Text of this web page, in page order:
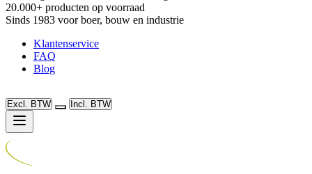
20.000+ producten op voorraad
Sinds 1983 voor boer, bouw en industrie
Klantenservice
FAQ
Blog
Excl. BTW Incl. BTW